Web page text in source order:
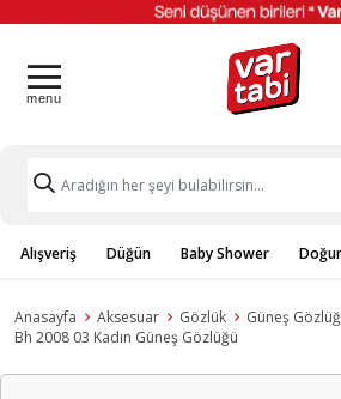
Alışveriş Düğün Baby Shower
Anasayfa Aksesuar Gözlük
Güneş
Bh 2008 03 Kadın Güneş Gözlüğü